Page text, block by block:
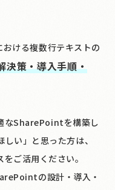
ける複数行テキストの
策・導入手順・
なSharePointを構築し
い」と思った方は、
ご活用ください。
の設計・導入・